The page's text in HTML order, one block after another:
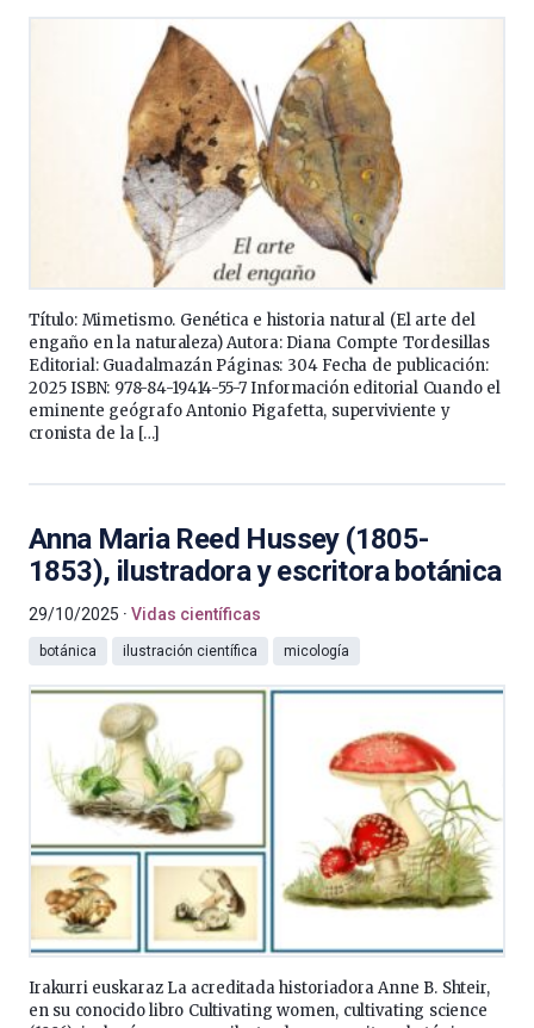
Título: Mimetismo. Genética e historia natural (El arte del
engaño en la naturaleza) Autora: Diana Compte Tordesillas
Editorial: Guadalmazán Páginas: 304 Fecha de publicación:
2025 ISBN: 978-84-19414-55-7 Información editorial Cuando el
eminente geógrafo Antonio Pigafetta, superviviente y
cronista de la […]
Anna Maria Reed Hussey (1805-
1853), ilustradora y escritora botánica
29/10/2025 Vidas científicas
botánica ilustración científica micología
Irakurri euskaraz La acreditada historiadora Anne B. Shteir,
en su conocido libro Cultivating women, cultivating science